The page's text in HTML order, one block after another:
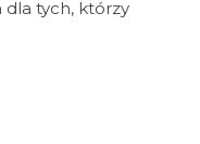
dla tych, którzy